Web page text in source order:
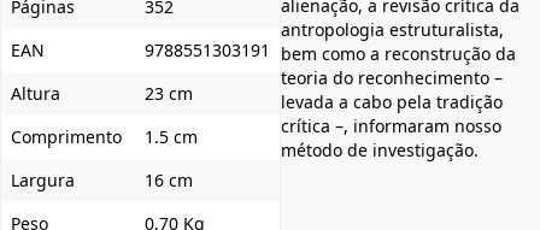
Páginas
352
EAN
9788551303191
Altura
23 cm
Comprimento
1.5 cm
Largura
16 cm
Peso
0,70 Kg
alienação, a revisão crítica da
antropologia estruturalista,
bem como a reconstrução da
teoria do reconhecimento –
levada a cabo pela tradição
crítica –, informaram nosso
método de investigação.